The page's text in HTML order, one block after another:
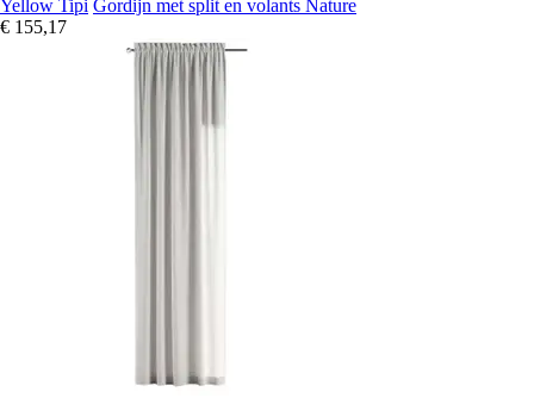
Yellow Tipi Gordijn met split en volants Nature
€ 155,17